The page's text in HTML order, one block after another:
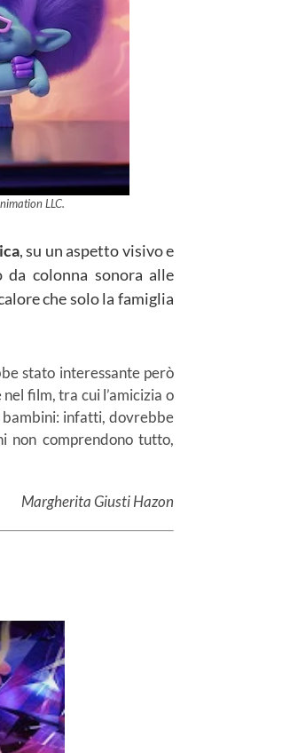
LLC.
, su un aspetto visivo e
da colonna sonora alle
che solo la famiglia
stato interessante però
film, tra cui l’amicizia o
bambini: infatti, dovrebbe
non comprendono tutto,
Margherita Giusti Hazon